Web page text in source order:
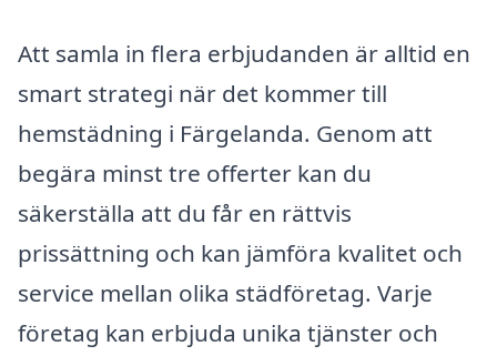
Att samla in flera erbjudanden är alltid en
smart strategi när det kommer till
hemstädning i Färgelanda. Genom att
begära minst tre offerter kan du
säkerställa att du får en rättvis
prissättning och kan jämföra kvalitet och
service mellan olika städföretag. Varje
företag kan erbjuda unika tjänster och